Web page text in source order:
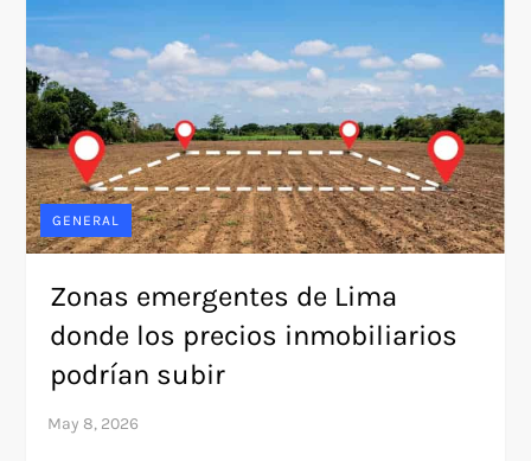
GENERAL
Zonas emergentes de Lima
donde los precios inmobiliarios
podrían subir